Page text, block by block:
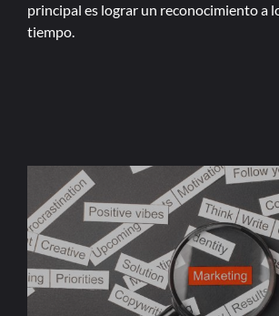
principal es lograr un reconocimiento a
tiempo.